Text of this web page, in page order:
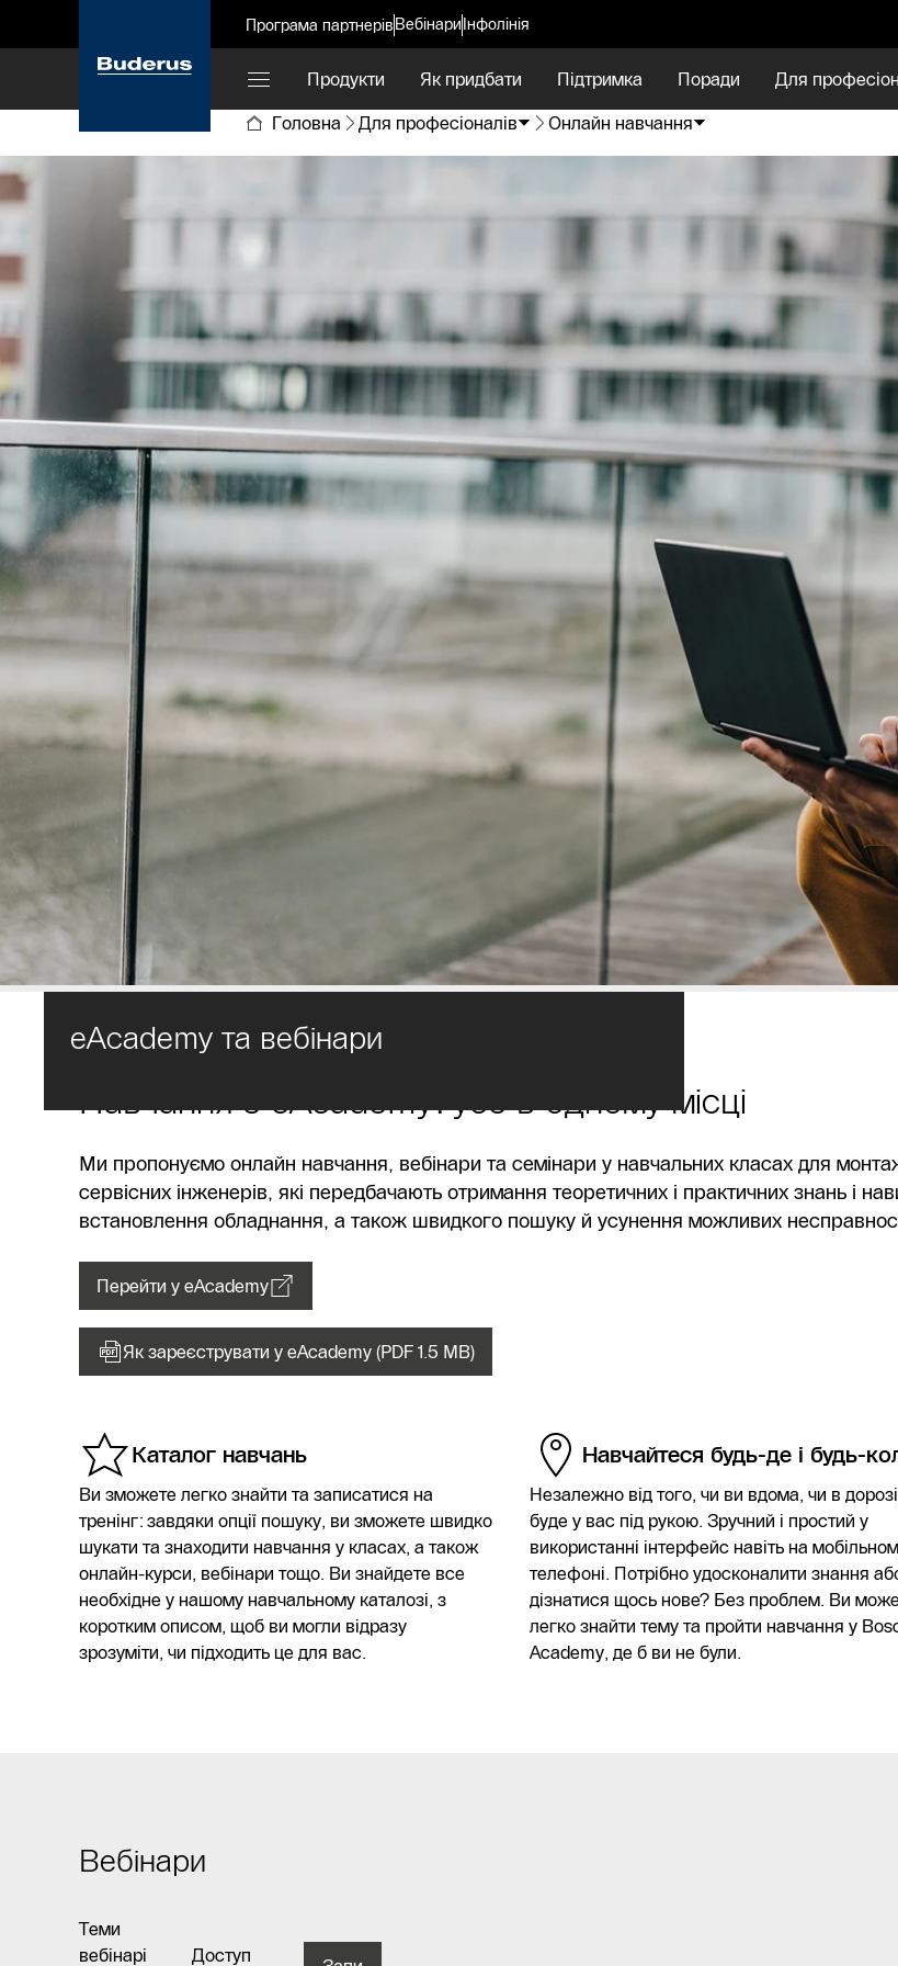
Програма партнерівВебінариІнфолінія
Продукти Як придбати Підтримка Поради Для
Головна
Для професіоналів Онлайн навчання
eAcademy та вебінари
Навчання з eAcademy: усе в одному місці
Ми пропонуємо онлайн навчання, вебінари та семінари у навчальних класах для
сервісних інженерів, які передбачають отримання теоретичних і практичних знань і
встановлення обладнання, а також швидкого пошуку й усунення можливих
Перейти у eAcademy
Як зареєструвати у eAcademy (PDF 1.5 MB)
Каталог навчань
Ви зможете легко знайти та записатися на
тренінг: завдяки опції пошуку, ви зможете швидко
шукати та знаходити навчання у класах, а також
онлайн-курси, вебінари тощо. Ви знайдете все
необхідне у нашому навчальному каталозі, з
коротким описом, щоб ви могли відразу
зрозуміти, чи підходить це для вас.
Навчайтеся будь-де і будь-
Незалежно від того, чи ви вдома, чи в
буде у вас під рукою. Зручний і простий у
використанні інтерфейс навіть на
телефоні. Потрібно удосконалити знання
дізнатися щось нове? Без проблем. Ви
легко знайти тему та пройти навчання у
Academy, де б ви не були.
Вебінари
Теми
вебінарі
Доступ